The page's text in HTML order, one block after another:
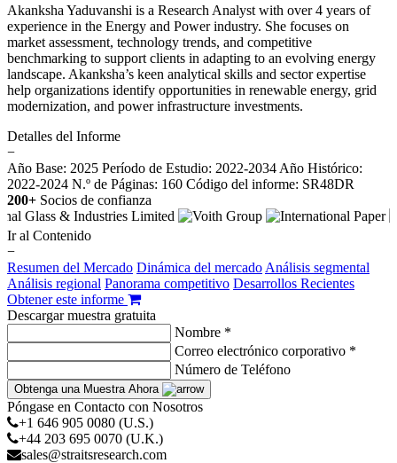
Akanksha Yaduvanshi is a Research Analyst with over 4 years of
experience in the Energy and Power industry. She focuses on
market assessment, technology trends, and competitive
benchmarking to support clients in adapting to an evolving energy
landscape. Akanksha’s keen analytical skills and sector expertise
help organizations identify opportunities in renewable energy, grid
modernization, and power infrastructure investments.
Detalles del Informe
−
Año Base: 2025 Período de Estudio: 2022-2034 Año Histórico:
2022-2024 N.º de Páginas: 160 Código del informe: SR48DR
200+ Socios de confianza
Ir al Contenido
−
Resumen del Mercado Dinámica del mercado Análisis segmental
Análisis regional Panorama competitivo Desarrollos Recientes
Obtener este informe
Descargar muestra gratuita
Nombre *
Correo electrónico corporativo *
Número de Teléfono
Obtenga una Muestra Ahora
Póngase en Contacto con Nosotros
+1 646 905 0080 (U.S.)
+44 203 695 0070 (U.K.)
sales@straitsresearch.com